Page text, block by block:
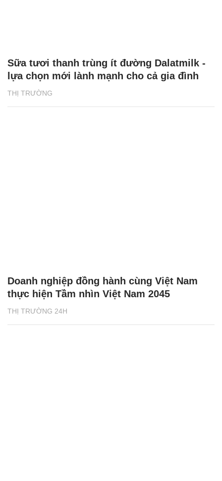
THỊ TRƯỜNG
Sữa tươi thanh trùng ít đường Dalatmilk -
lựa chọn mới lành mạnh cho cả gia đình
THỊ TRƯỜNG 24H
Doanh nghiệp đồng hành cùng Việt Nam
thực hiện Tầm nhìn Việt Nam 2045